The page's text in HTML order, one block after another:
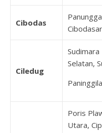
Cibodas
Ciledug
Sudimara
Selatan,
Poris
Utara,